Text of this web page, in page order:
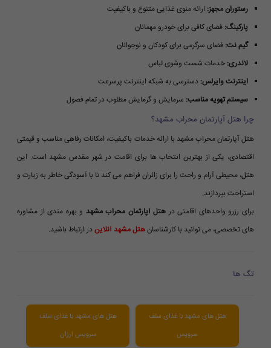
رستوران مجهز: ارائه منوی غذایی متنوع و باکیفیت
پارکینگ: فضای کافی برای خودرو مهمانان
گیم نت: فضای سرگرمی برای کودکان و نوجوانان
لاندری: خدمات شست وشوی لباس
اینترنت وایرلس: دسترسی به شبکه اینترنت پرسرعت
سیستم تهویه مناسب: سرمایش و گرمایش مطلوب در تمام فصول
چرا هتل آپارتمان محراب مشهد؟
هتل آپارتمان محراب مشهد با ارائه خدمات باکیفیت، امکانات رفاهی مناسب و قیمتی
اقتصادی، یکی از بهترین انتخاب ها برای اقامت در شهر مقدس مشهد است. این
هتل، محیطی آرام و راحت را برای زائران فراهم می کند تا با آسودگی خاطر به زیارت و
استراحت بپردازند.
برای رزرو واحدهای اقامتی در هتل آپارتمان محراب مشهد و بهره مندی از مشاوره
های تخصصی، می توانید با کارشناسانهتل مشهد آنلایندر ارتباط باشید.
تگ ها
هتل های مشهد با غذای سلف
سرویس
هتل های مشهد با غذای سلف
سرویس ارزان